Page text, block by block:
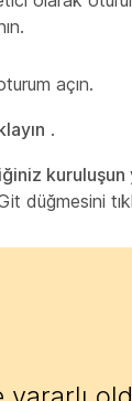
açın.
.
kuruluşun
düğmesini